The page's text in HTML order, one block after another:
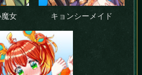
魔女 キョンシーメイド